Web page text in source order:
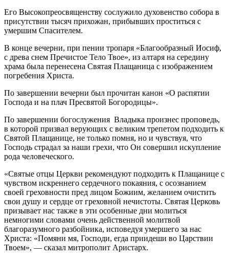
Его Высокопреосвященству сослужило духовенство собора в
присутствии тысяч прихожан, прибывших проститься с
умершим Спасителем.
В конце вечерни, при пении тропаря «Благообразный Иосиф,
с древа снем Пречистое Тело Твое», из алтаря на середину
храма была перенесена Святая Плащаница с изображением
погребения Христа.
По завершении вечерни был прочитан канон «О распятии
Господа и на плач Пресвятой Богородицы».
По завершении богослужения Владыка произнес проповедь,
в которой призвал верующих с великим трепетом подходить к
Святой Плащанице, не только помня, но и чувствуя, что
Господь страдал за наши грехи, что Он совершил искупление
рода человеческого.
«Святые отцы Церкви рекомендуют подходить к Плащанице с
чувством искреннего сердечного покаяния, с осознанием
своей греховности пред лицом Божиим, желанием очистить
свои душу и сердце от греховной нечистоты. Святая Церковь
призывает нас также в эти особенные дни молиться
немногими словами очень действенной молитвой
благоразумного разбойника, исповедуя умершего за нас
Христа: «Помяни мя, Господи, егда приидеши во Царствии
Твоем», — сказал митрополит Аристарх.